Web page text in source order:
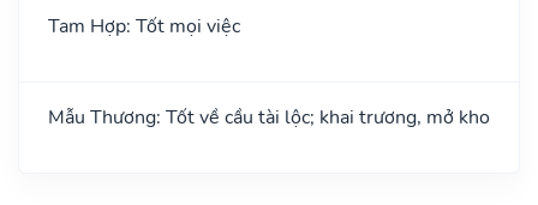
Tam Hợp: Tốt mọi việc
Mẫu Thương: Tốt về cầu tài lộc; khai trương, mở kho